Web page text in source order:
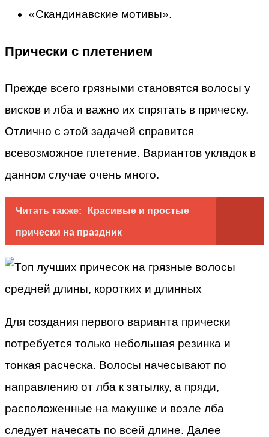
«Скандинавские мотивы».
Прически с плетением
Прежде всего грязными становятся волосы у
висков и лба и важно их спрятать в прическу.
Отлично с этой задачей справится
всевозможное плетение. Вариантов укладок в
данном случае очень много.
Читать также: Красивые и простые
прически на праздник
Для создания первого варианта прически
потребуется только небольшая резинка и
тонкая расческа. Волосы начесывают по
направлению от лба к затылку, а пряди,
расположенные на макушке и возле лба
следует начесать по всей длине. Далее